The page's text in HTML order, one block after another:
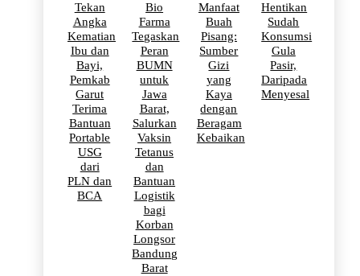
Tekan
Angka
Kematian
Ibu dan
Bayi,
Pemkab
Garut
Terima
Bantuan
Portable
USG
dari
PLN dan
BCA
Bio
Farma
Tegaskan
Peran
BUMN
untuk
Jawa
Barat,
Salurkan
Vaksin
Tetanus
dan
Bantuan
Logistik
bagi
Korban
Longsor
Bandung
Barat
Manfaat
Buah
Pisang:
Sumber
Gizi
yang
Kaya
dengan
Beragam
Kebaikan
Hentikan
Sudah
Konsumsi
Gula
Pasir,
Daripada
Menyesal